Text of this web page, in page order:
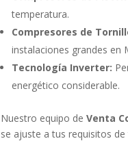
temperatura.
Compresores de
instalaciones grandes en
Tecnología Inverter:
energético considerable.
Nuestro equipo deVenta
se ajuste a tus requisitos